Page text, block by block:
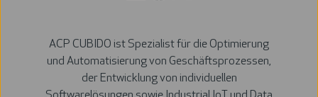
ACP CUBIDO ist Spezialist für die Optimierung
und Automatisierung von Geschäftsprozessen,
der Entwicklung von individuellen